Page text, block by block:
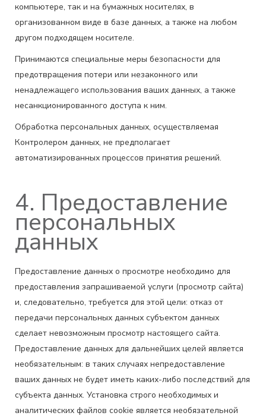
компьютере, так и на бумажных носителях, в
организованном виде в базе данных, а также на любом
другом подходящем носителе.
Принимаются специальные меры безопасности для
предотвращения потери или незаконного или
ненадлежащего использования ваших данных, а также
несанкционированного доступа к ним.
Обработка персональных данных, осуществляемая
Контролером данных, не предполагает
автоматизированных процессов принятия решений.
4. Предоставление
персональных
данных
Предоставление данных о просмотре необходимо для
предоставления запрашиваемой услуги (просмотр сайта)
и, следовательно, требуется для этой цели: отказ от
передачи персональных данных субъектом данных
сделает невозможным просмотр настоящего сайта.
Предоставление данных для дальнейших целей является
необязательным: в таких случаях непредоставление
ваших данных не будет иметь каких-либо последствий для
субъекта данных. Установка строго необходимых и
аналитических файлов cookie является необязательной